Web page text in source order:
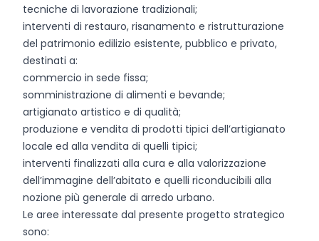
tecniche di lavorazione tradizionali;
interventi di restauro, risanamento e ristrutturazione
del patrimonio edilizio esistente, pubblico e privato,
destinati a:
commercio in sede fissa;
somministrazione di alimenti e bevande;
artigianato artistico e di qualità;
produzione e vendita di prodotti tipici dell’artigianato
locale ed alla vendita di quelli tipici;
interventi finalizzati alla cura e alla valorizzazione
dell’immagine dell’abitato e quelli riconducibili alla
nozione più generale di arredo urbano.
Le aree interessate dal presente progetto strategico
sono: